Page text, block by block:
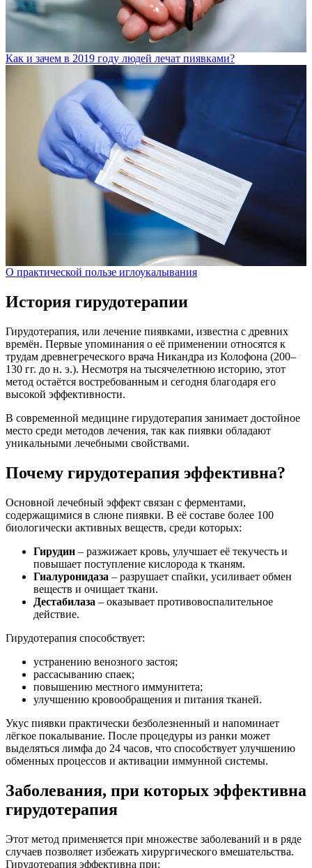
Как и зачем в 2019 году людей лечат пиявками?
О практической пользе иглоукалывания
История гирудотерапии
Гирудотерапия, или лечение пиявками, известна с древних
времён. Первые упоминания о её применении относятся к
трудам древнегреческого врача Никандра из Колофона (200–
130 гг. до н. э.). Несмотря на тысячелетнюю историю, этот
метод остаётся востребованным и сегодня благодаря его
высокой эффективности.
В современной медицине гирудотерапия занимает достойное
место среди методов лечения, так как пиявки обладают
уникальными лечебными свойствами.
Почему гирудотерапия эффективна?
Основной лечебный эффект связан с ферментами,
содержащимися в слюне пиявки. В её составе более 100
биологически активных веществ, среди которых:
Гирудин – разжижает кровь, улучшает её текучесть и
повышает поступление кислорода к тканям.
Гиалуронидаза – разрушает спайки, усиливает обмен
веществ и очищает ткани.
Дестабилаза – оказывает противовоспалительное
действие.
Гирудотерапия способствует:
устранению венозного застоя;
рассасыванию спаек;
повышению местного иммунитета;
улучшению кровообращения и питания тканей.
Укус пиявки практически безболезненный и напоминает
лёгкое покалывание. После процедуры из ранки может
выделяться лимфа до 24 часов, что способствует улучшению
обменных процессов и активации иммунной системы.
Заболевания, при которых эффективна
гирудотерапия
Этот метод применяется при множестве заболеваний и в ряде
случаев позволяет избежать хирургического вмешательства.
Гирудотерапия эффективна при: